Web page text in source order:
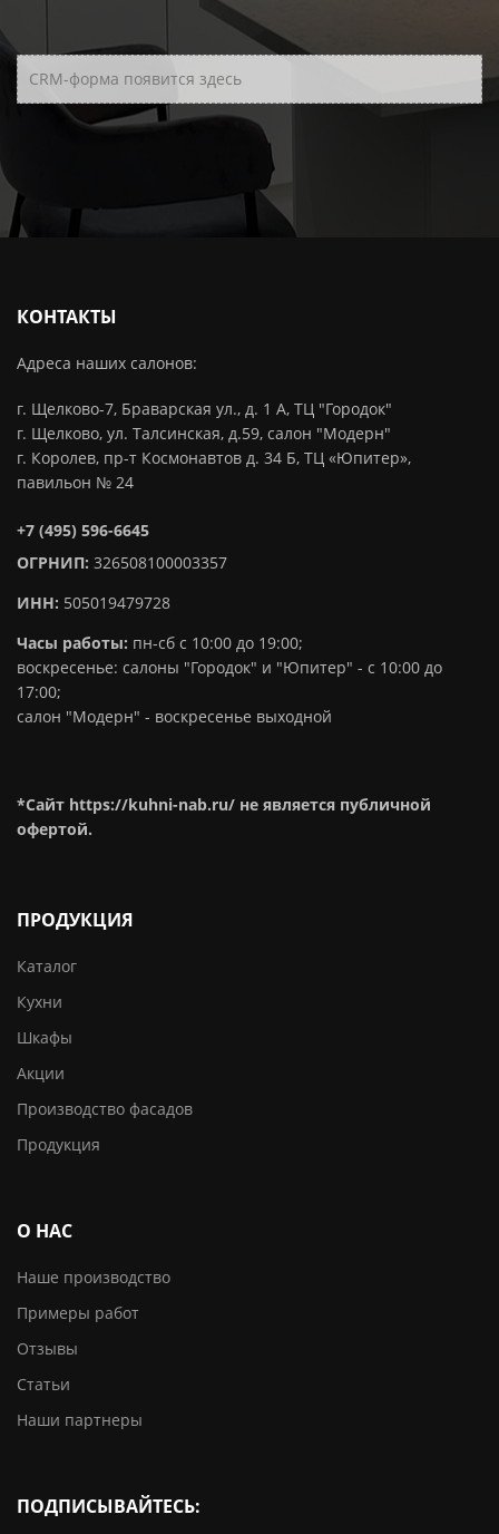
CRM-форма появится здесь
КОНТАКТЫ
Адреса наших салонов:
г. Щелково-7, Браварская ул., д. 1 А, ТЦ "Городок"
г. Щелково, ул. Талсинская, д.59, салон "Модерн"
г. Королев, пр-т Космонавтов д. 34 Б, ТЦ «Юпитер»,
павильон № 24
+7 (495) 596-6645
ОГРНИП: 326508100003357
ИНН: 505019479728
Часы работы: пн-сб с 10:00 до 19:00;
воскресенье: салоны "Городок" и "Юпитер" - с 10:00 до
17:00;
салон "Модерн" - воскресенье выходной
*Сайт https://kuhni-nab.ru/ не является публичной
офертой.
ПРОДУКЦИЯ
Каталог
Кухни
Шкафы
Акции
Производство фасадов
Продукция
О НАС
Наше производство
Примеры работ
Отзывы
Статьи
Наши партнеры
ПОДПИСЫВАЙТЕСЬ: